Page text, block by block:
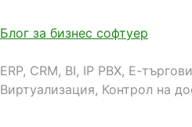
Блог за бизнес софтуер
ERP, CRM, BI, IP PBX, Е-
Виртуализация, Контрол на